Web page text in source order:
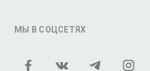
МЫ В СОЦСЕТЯХ